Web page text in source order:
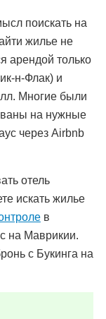
поискать на
жилье не
арендой только
н-Флак) и
Многие были
на нужные
через Airbnb
отель
искать жилье
в
на Маврикии.
с Букинга на